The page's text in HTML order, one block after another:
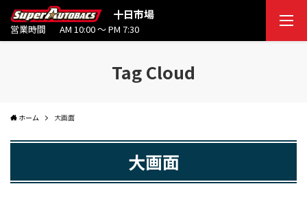
十日市場
営業時間 AM 10:00 ～ PM 7:30
Tag Cloud
ホーム 大画面
大画面